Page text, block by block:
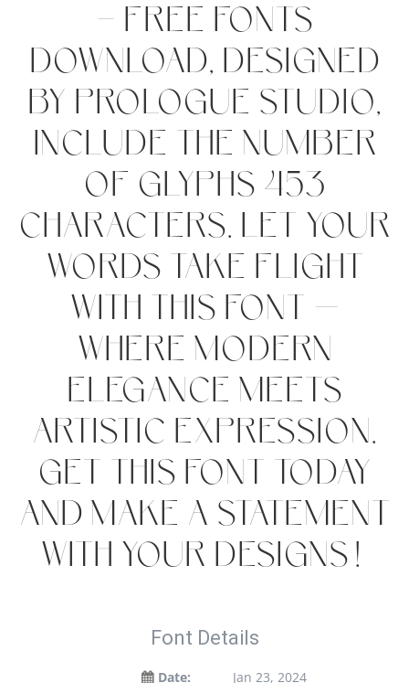
– Free Fonts
Download, designed
by Prologue Studio,
include the number
of glyphs 453
characters. Let your
words take flight
with this font —
where modern
elegance meets
artistic expression.
Get this font today
and make a statement
with your designs!
Font Details
Date:
Jan 23, 2024